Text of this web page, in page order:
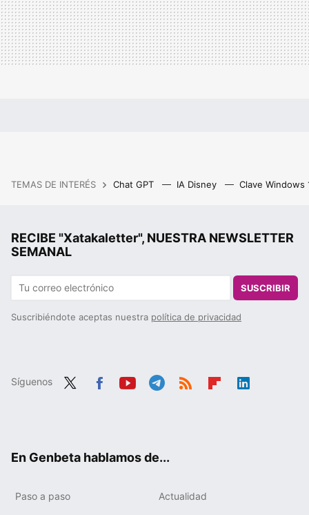
TEMAS DE INTERÉS Chat GPT IA Disney Clave Windows
RECIBE "Xatakaletter", NUESTRA NEWSLETTER
SEMANAL
SUSCRIBIR
Suscribiéndote aceptas nuestra política de privacidad
Síguenos
En Genbeta hablamos de...
Paso a paso Actualidad